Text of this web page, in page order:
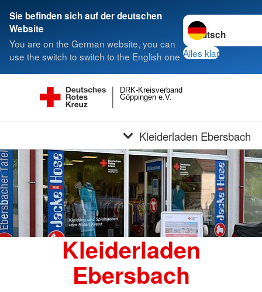
Sie befinden sich auf der deutschen
Website
You are on the German website, you can
use the switch to switch to the English one
Sprache wechseln
Alles klar
Göppingen e.V.
DRK-Kreisverband
Kleiderladen Ebersbach
Kleiderladen
Ebersbach